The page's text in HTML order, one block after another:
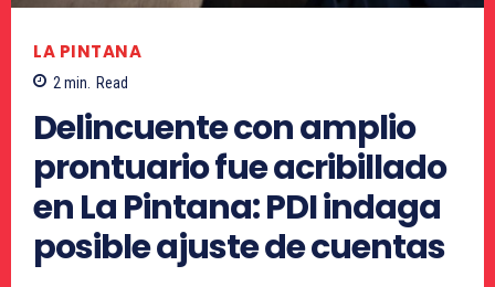
LA PINTANA
2 min. Read
Delincuente con amplio
prontuario fue acribillado
en La Pintana: PDI indaga
posible ajuste de cuentas